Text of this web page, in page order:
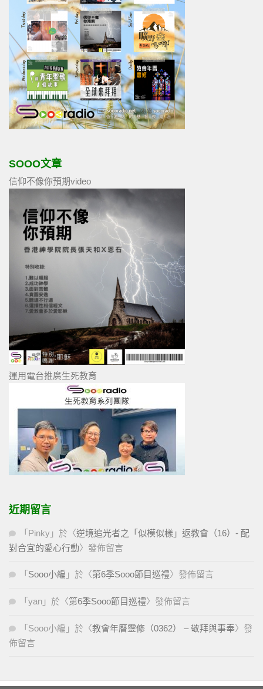
SOOO文章
信仰不像你預期video
運用電台推廣生死教育
近期留言
「 Pinky 」於〈逆境追光者之「似模似樣」返教會（16）- 配
對合宜的愛心行動〉發佈留言
「 Sooo小編 」於〈第6季Sooo節目巡禮〉發佈留言
「 yan 」於〈第6季Sooo節目巡禮〉發佈留言
「 Sooo小編 」於〈教會年曆靈修（0362） – 敬拜與事奉〉發
佈留言